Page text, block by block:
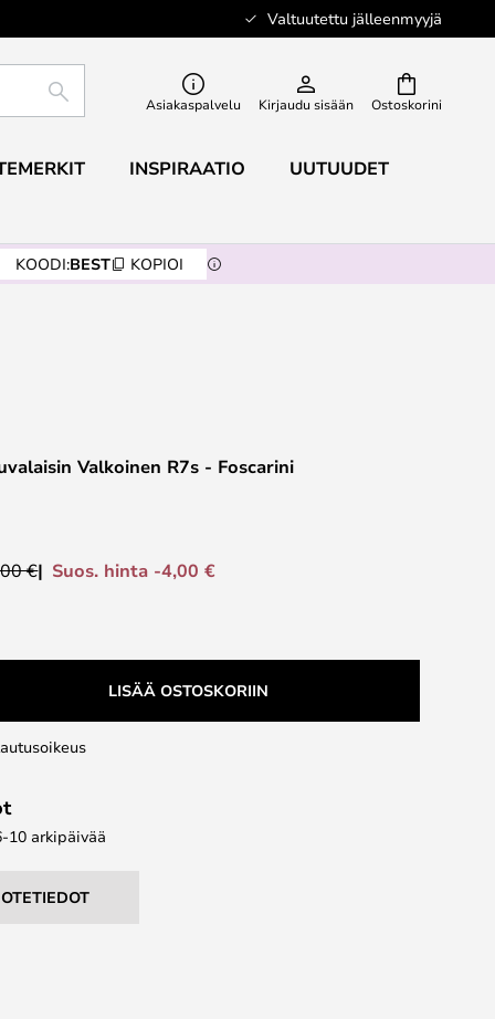
Valtuutettu jälleenmyyjä
Ostoskorini
ETSI Asiakaspalvelu Kirjaudu sisään
INSPIRAATIO UUTUUDET
KOODI:BEST KOPIOI
Valkoinen R7s - Foscarini
€ Suos. hinta -4,00 €
LISÄÄ OSTOSKORIIN
10 arkipäivää